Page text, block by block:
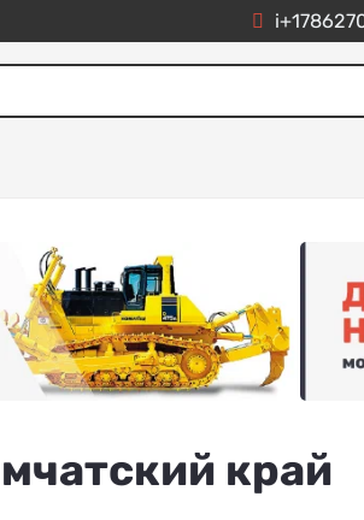
край